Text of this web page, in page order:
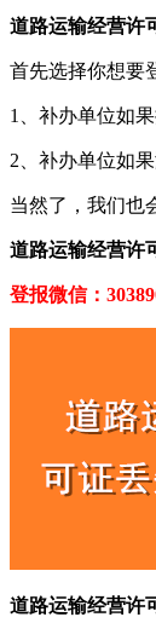
道路运输经营许
首先选择你想要
1、补办单位如
2、补办单位如
当然了，我们也
道路运输经营许
登报微信：
道路运输经营许